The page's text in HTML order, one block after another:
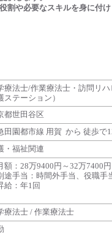
割や必要なスキルを身に付け
療法士/作業療法士・訪問リ
ステーション）
都世田谷区
田園都市線 用賀 から 徒歩で
・福祉関連
：28万9400円～32万7400
手当：時間外手当、役職手
：年1回
療法士 / 作業療法士